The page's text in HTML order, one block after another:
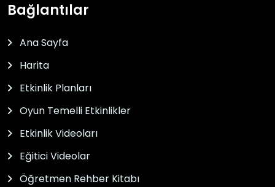
Bağlantılar
Ana Sayfa
Harita
Etkinlik Planları
Oyun Temelli Etkinlikler
Etkinlik Videoları
Eğitici Videolar
Öğretmen Rehber Kitabı